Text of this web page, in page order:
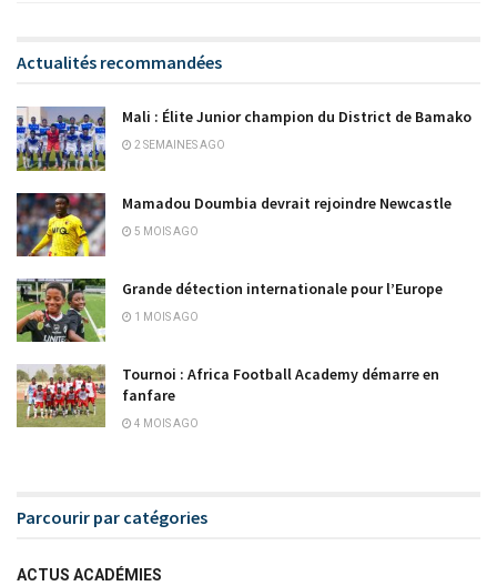
Actualités recommandées
Mali : Élite Junior champion du District de Bamako
2 SEMAINES AGO
Mamadou Doumbia devrait rejoindre Newcastle
5 MOIS AGO
Grande détection internationale pour l’Europe
1 MOIS AGO
Tournoi : Africa Football Academy démarre en
fanfare
4 MOIS AGO
Parcourir par catégories
ACTUS ACADÉMIES